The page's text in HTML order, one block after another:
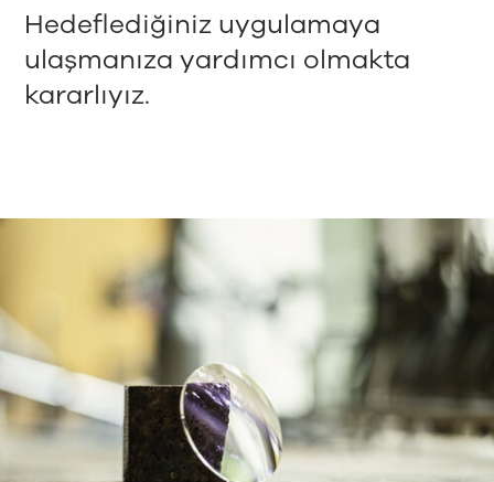
Hedeflediğiniz uygulamaya
ulaşmanıza yardımcı olmakta
kararlıyız.